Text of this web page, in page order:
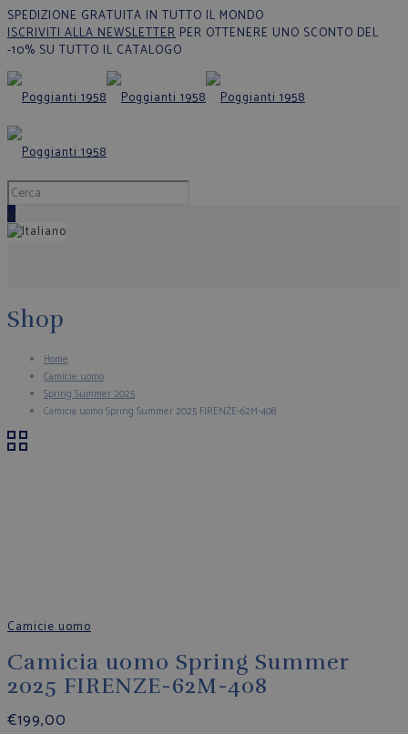
SPEDIZIONE GRATUITA IN TUTTO IL MONDO
ISCRIVITI ALLA NEWSLETTER PER OTTENERE UNO SCONTO DEL
-10% SU TUTTO IL CATALOGO
0
Shop
Home
Camicie uomo
Spring Summer 2025
Camicia uomo Spring Summer 2025 FIRENZE-62M-408
Camicie uomo
Camicia uomo Spring Summer
2025 FIRENZE-62M-408
€199,00